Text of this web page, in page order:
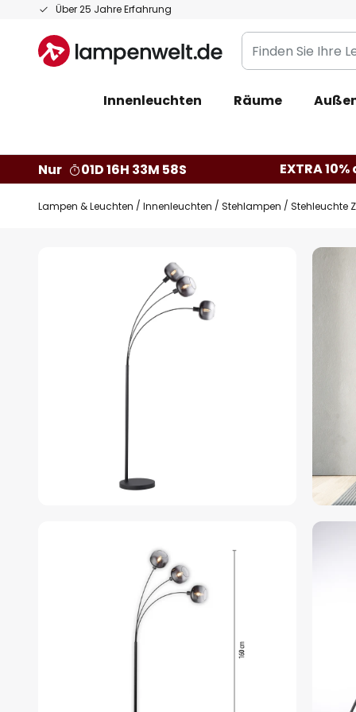
Über 25 Jahre Erfahrung
Zum
springen
Finden
Sie
Leuchte...
Innenleuchten Räume
Nur
01D 16H 33M 57S EXTRA
Lampen & Leuchten Innenleuchten Stehlampen Stehleuchte